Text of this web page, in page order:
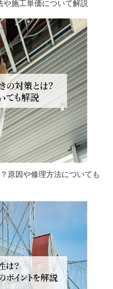
や施工単価について解説
原因や修理方法についても